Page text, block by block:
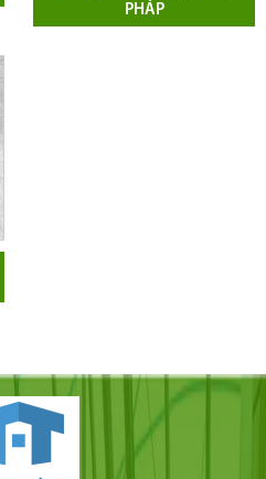
PHÁP